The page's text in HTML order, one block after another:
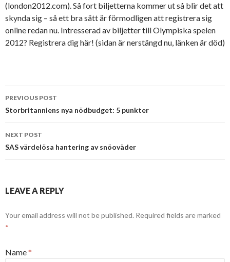
(london2012.com). Så fort biljetterna kommer ut så blir det att
skynda sig – så ett bra sätt är förmodligen att registrera sig
online redan nu. Intresserad av biljetter till Olympiska spelen
2012? Registrera dig här! (sidan är nerstängd nu, länken är död)
Post navigation
PREVIOUS POST
Storbritanniens nya nödbudget: 5 punkter
NEXT POST
SAS värdelösa hantering av snöoväder
LEAVE A REPLY
Your email address will not be published. Required fields are marked
*
Name*